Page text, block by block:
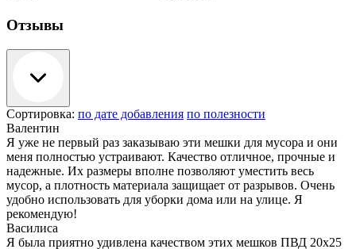
Отзывы
Сортировка: по дате добавления по полезности
Валентин
Я уже не первый раз заказываю эти мешки для мусора и они
меня полностью устраивают. Качество отличное, прочные и
надежные. Их размеры вполне позволяют уместить весь
мусор, а плотность материала защищает от разрывов. Очень
удобно использовать для уборки дома или на улице. Я
рекомендую!
Василиса
Я была приятно удивлена качеством этих мешков ПВД 20x25